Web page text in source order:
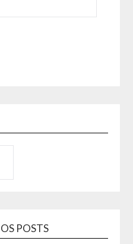
POSTS